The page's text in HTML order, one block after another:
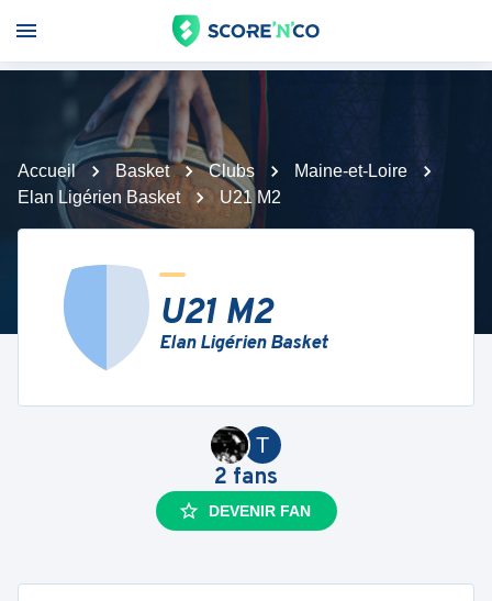
Accueil Basket Clubs
Maine-et-Loire
Elan Ligérien Basket
U21 M2
U21 M2
Elan Ligérien Basket
T
2 fans
DEVENIR FAN